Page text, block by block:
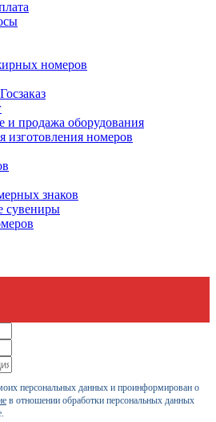
номеров
и продажа оборудования
изготовления номеров
знаков
сувениры
персональных данных и проинформирован о
в отношении обработки персональных данных